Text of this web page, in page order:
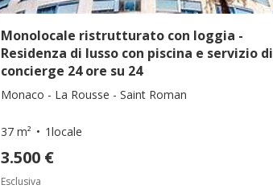
Monolocale ristrutturato con loggia -
Residenza di lusso con piscina e servizio di
concierge 24 ore su 24
Monaco - La Rousse - Saint Roman
37 m² 1locale
3.500 €
Esclusiva